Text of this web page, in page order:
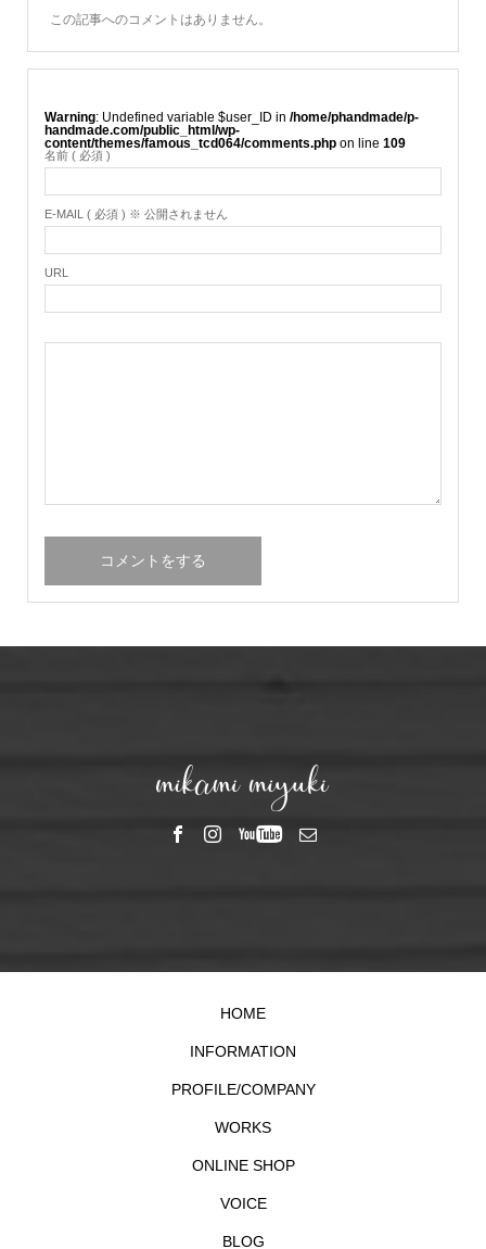
この記事へのコメントはありません。
Warning : Undefined variable $user_ID in /home/phandmade/p-
handmade.com/public_html/wp-
content/themes/famous_tcd064/comments.phpon line 109
名前 ( 必須 )
E-MAIL ( 必須 ) ※ 公開されません
URL
HOME
INFORMATION
PROFILE/COMPANY
WORKS
ONLINE SHOP
VOICE
BLOG